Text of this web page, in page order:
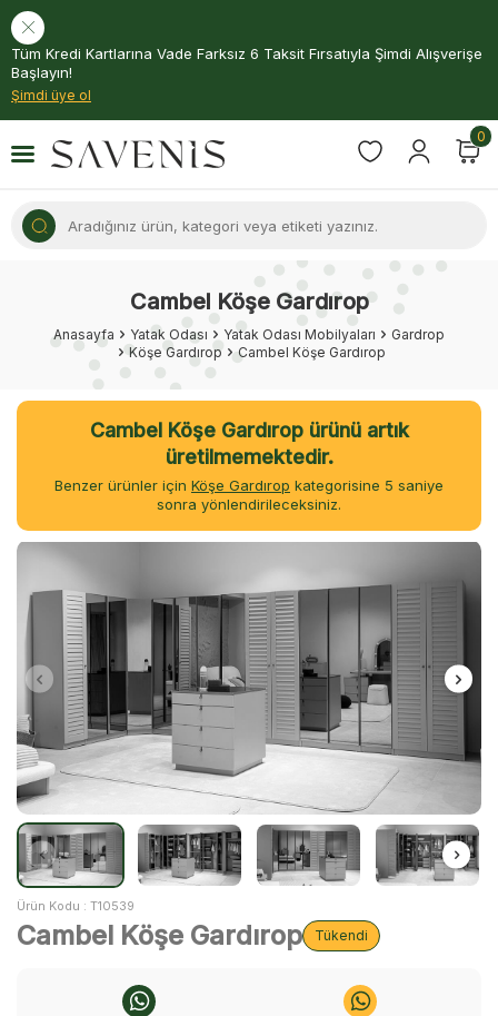
Tüm Kredi Kartlarına Vade Farksız 6 Taksit Fırsatıyla Şimdi Alışverişe
Başlayın!
Şimdi üye ol
0
Cambel Köşe Gardırop
Anasayfa Yatak Odası Yatak Odası Mobilyaları
Gardrop
Köşe Gardırop
Cambel Köşe Gardırop
Cambel Köşe Gardırop ürünü artık
üretilmemektedir.
Benzer ürünler için Köşe Gardırop kategorisine 4 saniye
sonra yönlendirileceksiniz.
Ürün Kodu : T10539
Cambel Köşe Gardırop Tükendi